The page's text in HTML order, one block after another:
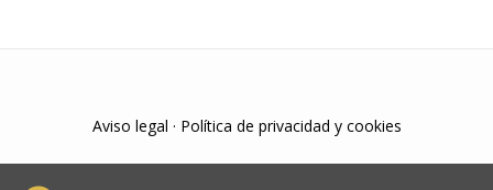
Aviso legal · Política de privacidad y cookies